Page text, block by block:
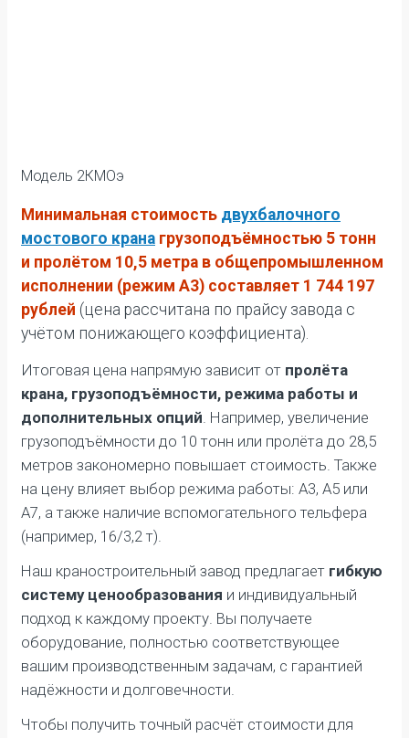
Модель 2КМОэ
Минимальная стоимость двухбалочного
мостового крана грузоподъёмностью 5 тонн
и пролётом 10,5 метра в общепромышленном
исполнении (режим А3) составляет 1 744 197
рублей (цена рассчитана по прайсу завода с
учётом понижающего коэффициента).
Итоговая цена напрямую зависит от пролёта
крана, грузоподъёмности, режима работы и
дополнительных опций. Например, увеличение
грузоподъёмности до 10 тонн или пролёта до 28,5
метров закономерно повышает стоимость. Также
на цену влияет выбор режима работы: А3, А5 или
А7, а также наличие вспомогательного тельфера
(например, 16/3,2 т).
Наш краностроительный завод предлагает гибкую
систему ценообразования и индивидуальный
подход к каждому проекту. Вы получаете
оборудование, полностью соответствующее
вашим производственным задачам, с гарантией
надёжности и долговечности.
Чтобы получить точный расчёт стоимости для